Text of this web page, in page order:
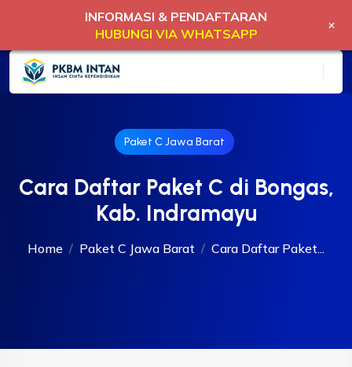
Paket C Jawa Barat
Cara Daftar Paket C di Bongas,
Kab. Indramayu
Home Paket C Jawa Barat Cara Daftar Paket...
INFORMASI & PENDAFTARAN
HUBUNGI VIA WHATSAPP
+